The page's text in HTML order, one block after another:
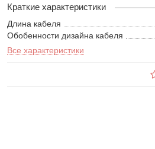
Краткие характеристики
Длина кабеля
Обобенности дизайна кабеля
Все характеристики